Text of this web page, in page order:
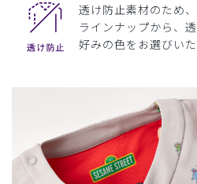
透け防止素材のため
ラインナップから、
好みの色をお選びいた